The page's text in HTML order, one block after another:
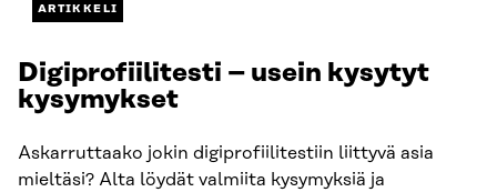
ARTIKKELI
Digiprofiilitesti – usein kysytyt
kysymykset
Askarruttaako jokin digiprofiilitestiin liittyvä asia
mieltäsi? Alta löydät valmiita kysymyksiä ja